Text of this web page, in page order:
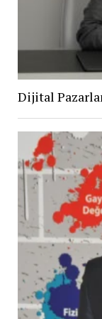
Dijital